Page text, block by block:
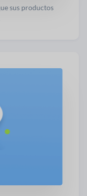
sus productos